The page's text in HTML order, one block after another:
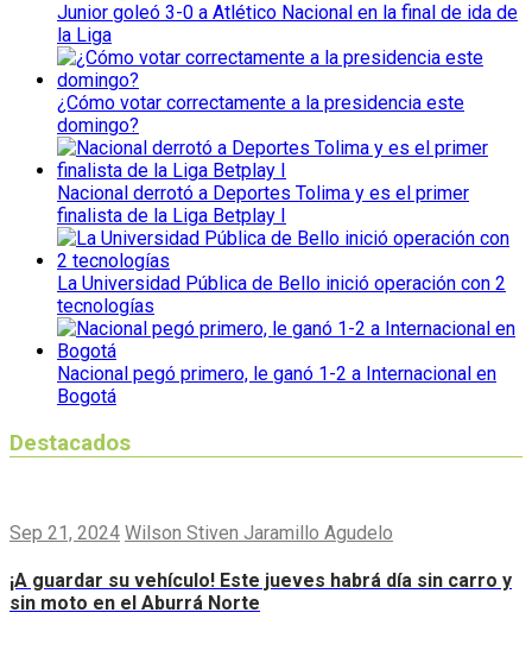
Junior goleó 3-0 a Atlético Nacional en la final de ida de
la Liga
¿Cómo votar correctamente a la presidencia este
domingo?
Nacional derrotó a Deportes Tolima y es el primer
finalista de la Liga Betplay I
La Universidad Pública de Bello inició operación con 2
tecnologías
Nacional pegó primero, le ganó 1-2 a Internacional en
Bogotá
Destacados
Sep 21, 2024 Wilson Stiven Jaramillo Agudelo
¡A guardar su vehículo! Este jueves habrá día sin carro y
sin moto en el Aburrá Norte